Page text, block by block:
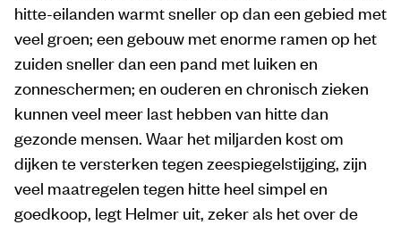
hitte-eilanden warmt sneller op dan een gebied met
veel groen; een gebouw met enorme ramen op het
zuiden sneller dan een pand met luiken en
zonneschermen; en ouderen en chronisch zieken
kunnen veel meer last hebben van hitte dan
gezonde mensen. Waar het miljarden kost om
dijken te versterken tegen zeespiegelstijging, zijn
veel maatregelen tegen hitte heel simpel en
goedkoop, legt Helmer uit, zeker als het over de